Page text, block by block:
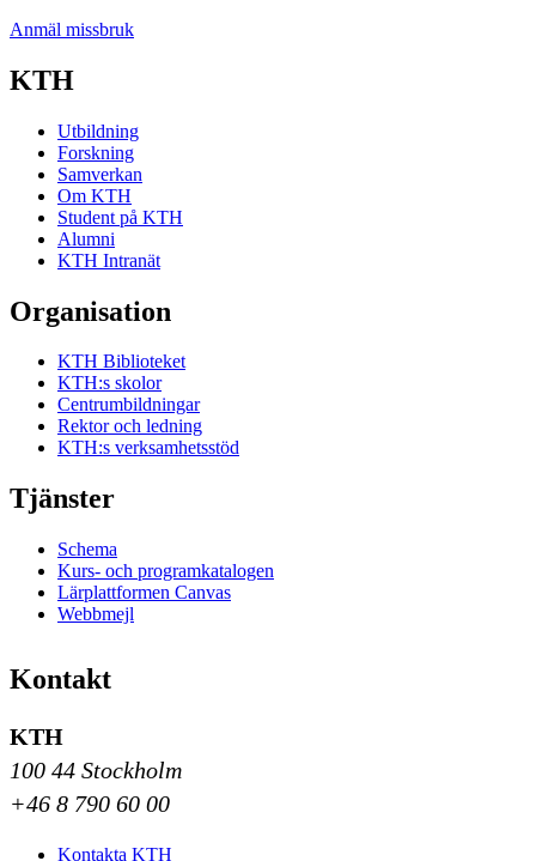
Anmäl missbruk
KTH
Utbildning
Forskning
Samverkan
Om KTH
Student på KTH
Alumni
KTH Intranät
Organisation
KTH Biblioteket
KTH:s skolor
Centrumbildningar
Rektor och ledning
KTH:s verksamhetsstöd
Tjänster
Schema
Kurs- och programkatalogen
Lärplattformen Canvas
Webbmejl
Kontakt
KTH
100 44 Stockholm
+46 8 790 60 00
Kontakta KTH